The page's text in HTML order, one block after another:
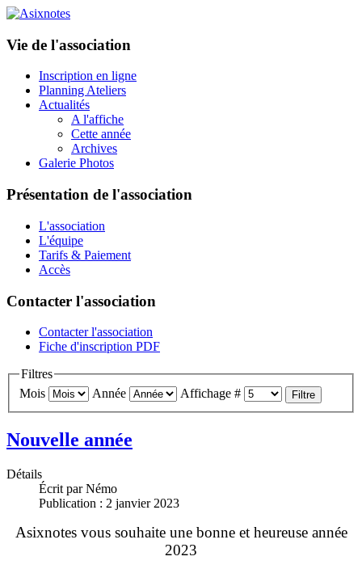
Vie de l'association
Inscription en ligne
Planning Ateliers
Actualités
A l'affiche
Cette année
Archives
Galerie Photos
Présentation de l'association
L'association
L'équipe
Tarifs & Paiement
Accès
Contacter l'association
Contacter l'association
Fiche d'inscription PDF
Filtres
Mois
Année Affichage # Filtre
Nouvelle année
Détails
Écrit parNémo
Publication : 2 janvier 2023
Asixnotes vous souhaite une bonne et heureuse année
2023